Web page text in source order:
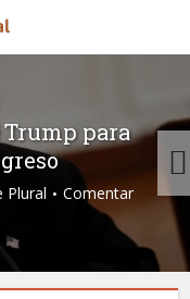
Trump para
Plural Comentar